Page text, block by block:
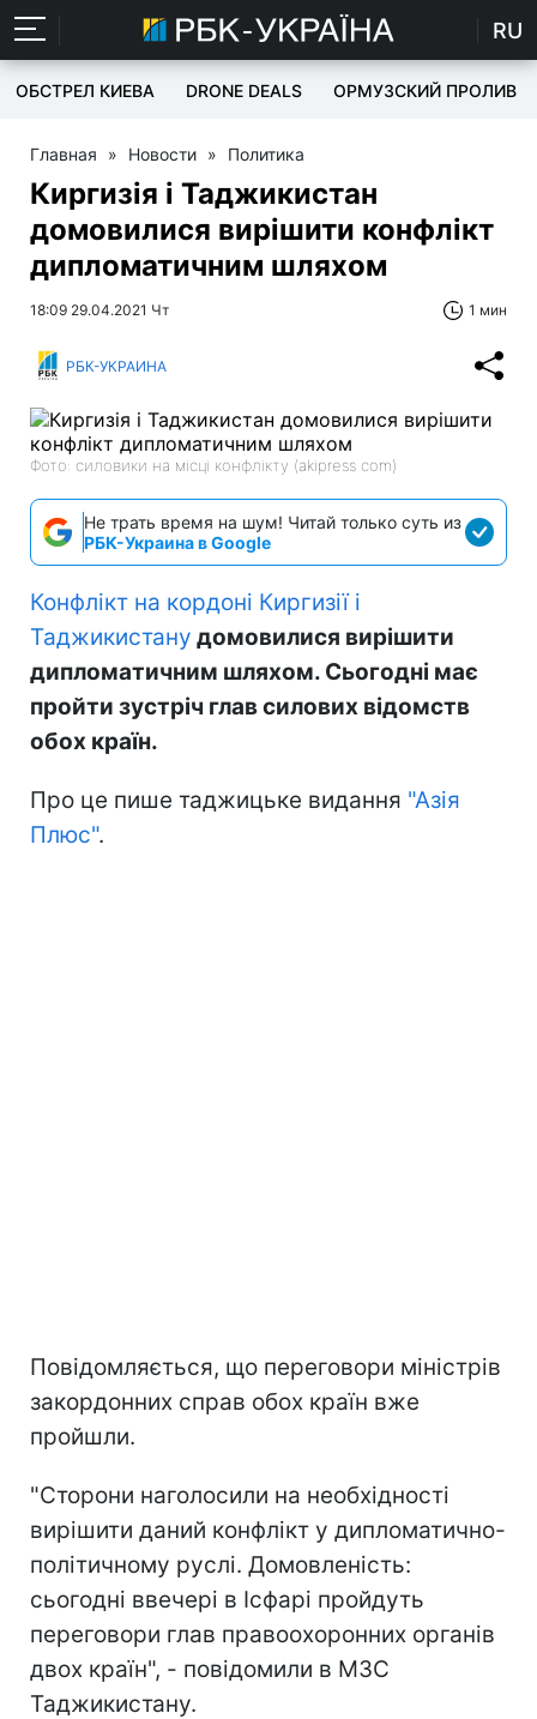
RU
ОБСТРЕЛ КИЕВА DRONE DEALS ОРМУЗСКИЙ ПРОЛИВ
Главная » Новости » Политика
Киргизія і Таджикистан
домовилися вирішити конфлікт
дипломатичним шляхом
18:09 29.04.2021 Чт 1 мин
РБК-УКРАИНА
Фото: силовики на місці конфлікту (akipress com)
Не трать время на шум! Читай только суть из
РБК-Украина в Google
Конфлікт на кордоні Киргизії і
Таджикистану домовилися вирішити
дипломатичним шляхом. Сьогодні має
пройти зустріч глав силових відомств
обох країн.
Про це пише таджицьке видання "Азія
Плюс".
Повідомляється, що переговори міністрів
закордонних справ обох країн вже
пройшли.
"Сторони наголосили на необхідності
вирішити даний конфлікт у дипломатично-
політичному руслі. Домовленість:
сьогодні ввечері в Ісфарі пройдуть
переговори глав правоохоронних органів
двох країн", - повідомили в МЗС
Таджикистану.